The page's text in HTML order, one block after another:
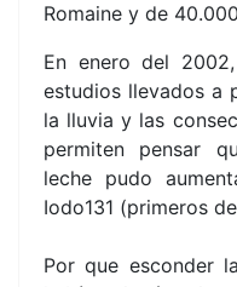
Romaine y de
En enero del
estudios llevados a
la lluvia y las
permiten pensar
leche pudo
Iodo131 (primeros
Por que esconder